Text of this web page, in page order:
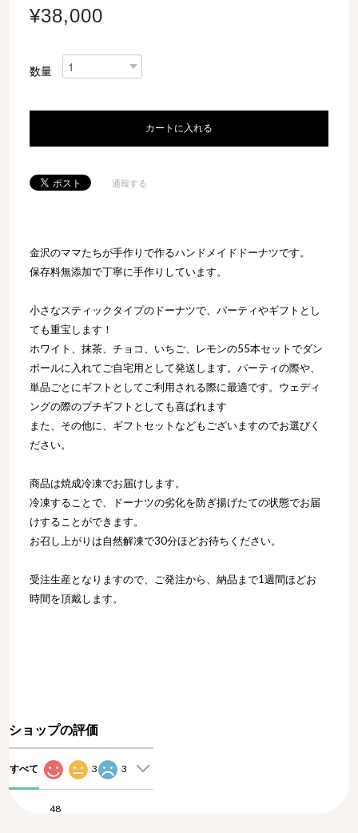
¥38,000
数量
カートに入れる
通報する
金沢のママたちが手作りで作るハンドメイドドーナツです。
保存料無添加で丁寧に手作りしています。
小さなスティックタイプのドーナツで、パーティやギフトとし
ても重宝します！
ホワイト、抹茶、チョコ、いちご、レモンの55本セットでダン
ボールに入れてご自宅用として発送します。パーティの際や、
単品ごとにギフトとしてご利用される際に最適です。ウェディ
ングの際のプチギフトとしても喜ばれます
また、その他に、ギフトセットなどもございますのでお選びく
ださい。
商品は焼成冷凍でお届けします。
冷凍することで、ドーナツの劣化を防ぎ揚げたての状態でお届
けすることができます。
お召し上がりは自然解凍で30分ほどお待ちください。
受注生産となりますので、ご発注から、納品まで1週間ほどお
時間を頂戴します。
ショップの評価
すべて
48
3 3